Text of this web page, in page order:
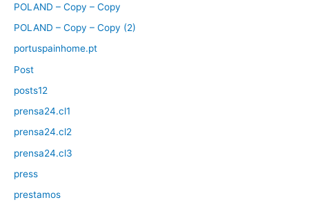
POLAND – Copy – Copy
POLAND – Copy – Copy (2)
portuspainhome.pt
Post
posts12
prensa24.cl1
prensa24.cl2
prensa24.cl3
press
prestamos